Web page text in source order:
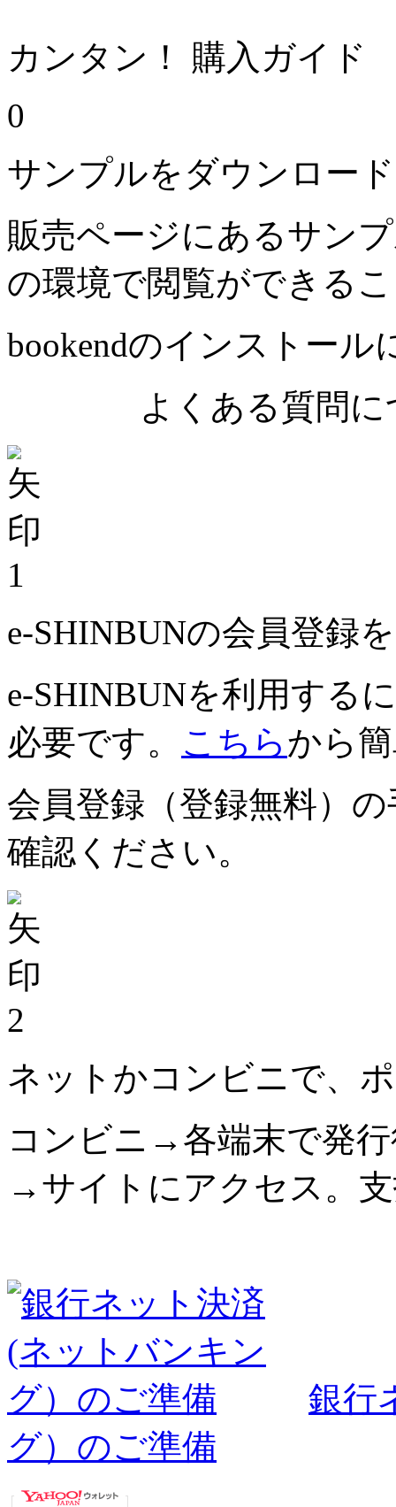
カンタン！ 購入ガイド
0
サンプルをダウンロー
販売ページにあるサン
の環境で閲覧ができる
bookendのインストール
よくある質問に
1
e-SHINBUNの会員登録
e-SHINBUNを利用する
必要です。 こちらから
会員登録（登録無料）
確認ください。
2
ネットかコンビニで、
コンビニ→各端末で発
→サイトにアクセス。
銀行
グ）のご準備